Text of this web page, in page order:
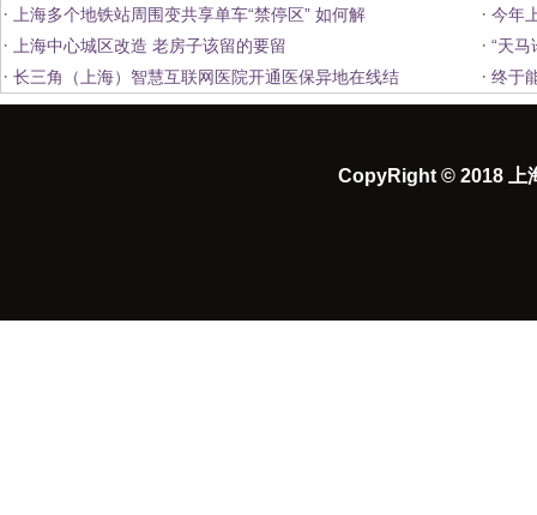
· 上海多个地铁站周围变共享单车“禁停区” 如何解 · 今年
· 上海中心城区改造 老房子该留的要留 · “天
· 长三角（上海）智慧互联网医院开通医保异地在线结 · 终于
CopyRight © 2018